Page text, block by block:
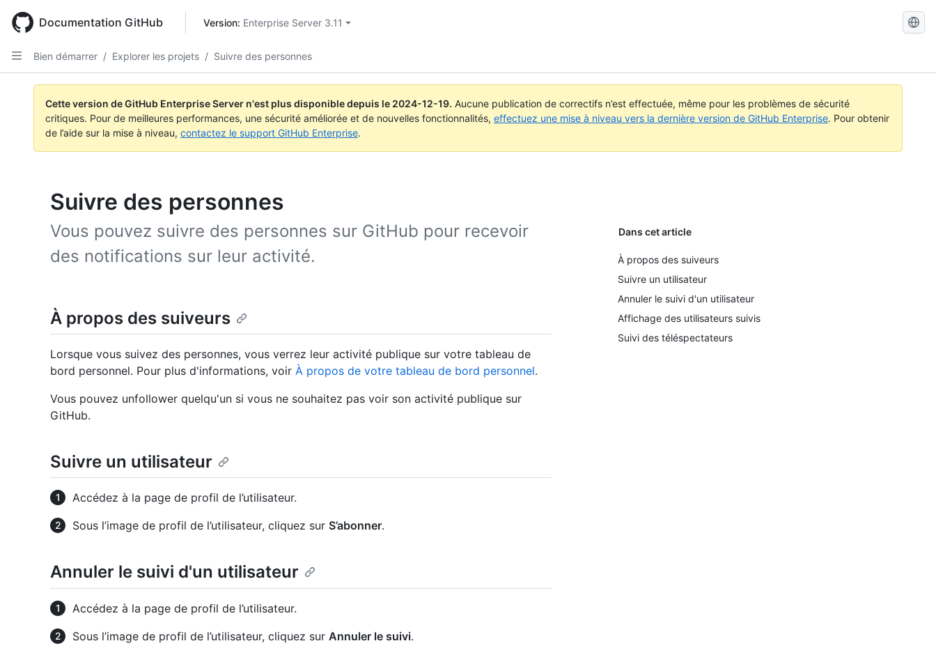
main
content
Documentation GitHub Version: Enterprise Server 3.11
Search
Bien démarrer / Explorer les projets / Suivre des personnes
Cette version de GitHub Enterprise Server n'est plus disponible depuis le 2024-12-19. Aucune publication de correctifs n’est effectuée, même pour les problèmes de sécurité
critiques. Pour de meilleures performances, une sécurité améliorée et de nouvelles fonctionnalités, effectuez une mise à niveau vers la dernière version de GitHub Enterprise. Pour obtenir
de l’aide sur la mise à niveau, contactez le support GitHub Enterprise.
Suivre des personnes
Vous pouvez suivre des personnes sur GitHub pour recevoir
des notifications sur leur activité.
Dans cet article
À propos des suiveurs
Suivre un utilisateur
Annuler le suivi d'un utilisateur
Affichage des utilisateurs suivis
Suivi des téléspectateurs
À propos des suiveurs
Lorsque vous suivez des personnes, vous verrez leur activité publique sur votre tableau de
bord personnel. Pour plus d'informations, voir À propos de votre tableau de bord personnel.
Vous pouvez unfollower quelqu'un si vous ne souhaitez pas voir son activité publique sur
GitHub.
Suivre un utilisateur
Accédez à la page de profil de l’utilisateur.
Sous l’image de profil de l’utilisateur, cliquez sur S’abonner.
Annuler le suivi d'un utilisateur
Accédez à la page de profil de l’utilisateur.
Sous l’image de profil de l’utilisateur, cliquez sur Annuler le suivi.